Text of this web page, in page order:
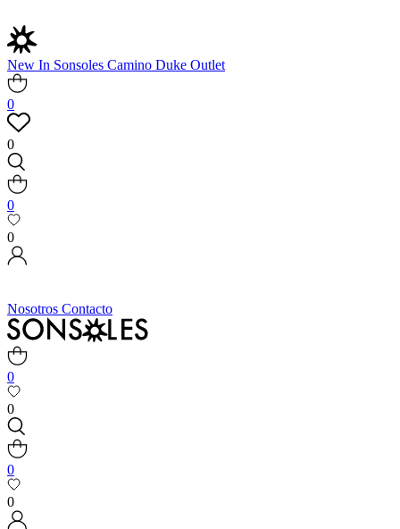
New In Sonsoles Camino Duke Outlet
0
0
0
0
Nosotros Contacto
0
0
0
0